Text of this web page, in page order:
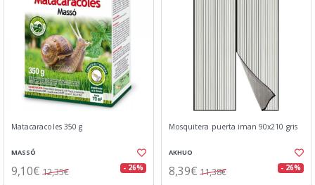
Matacaracoles 350 g
MASSÓ
9,10€ 12,35€ - 26%
Mosquitera puerta iman 90x210 gris
AKHUO
8,39€ 11,38€ - 26%